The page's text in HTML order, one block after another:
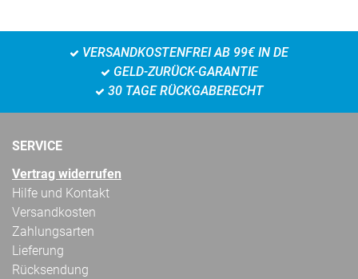
VERSANDKOSTENFREI AB 99€ IN DE
GELD-ZURÜCK-GARANTIE
30 TAGE RÜCKGABERECHT
SERVICE
Vertrag widerrufen
Hilfe und Kontakt
Versandkosten
Zahlungsarten
Lieferung
Rücksendung